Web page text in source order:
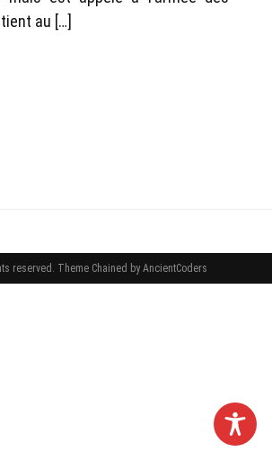
au […]
reserved. Theme Chained by AncientCoders